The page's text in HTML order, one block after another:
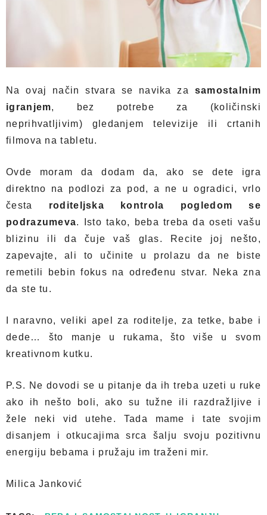
Na ovaj način stvara se navika za samostalnim
igranjem, bez potrebe za (količinski
neprihvatljivim) gledanjem televizije ili crtanih
filmova na tabletu.
Ovde moram da dodam da, ako se dete igra
direktno na podlozi za pod, a ne u ogradici, vrlo
česta roditeljska kontrola pogledom se
podrazumeva. Isto tako, beba treba da oseti vašu
blizinu ili da čuje vaš glas. Recite joj nešto,
zapevajte, ali to učinite u prolazu da ne biste
remetili bebin fokus na određenu stvar. Neka zna
da ste tu.
I naravno, veliki apel za roditelje, za tetke, babe i
dede… što manje u rukama, što više u svom
kreativnom kutku.
P.S. Ne dovodi se u pitanje da ih treba uzeti u ruke
ako ih nešto boli, ako su tužne ili razdražljive i
žele neki vid utehe. Tada mame i tate svojim
disanjem i otkucajima srca šalju svoju pozitivnu
energiju bebama i pružaju im traženi mir.
Milica Janković